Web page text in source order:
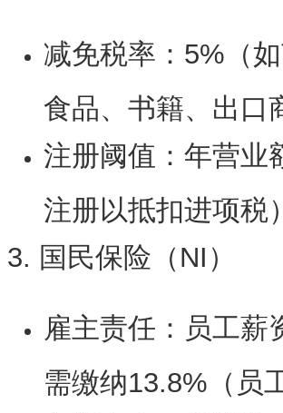
减免税率 ：5%（
食品、书籍、出口
注册阈值 ：年营
注册以抵扣进项税
3. 国民保险（NI）
雇主责任 ：员工
需缴纳13.8%（员